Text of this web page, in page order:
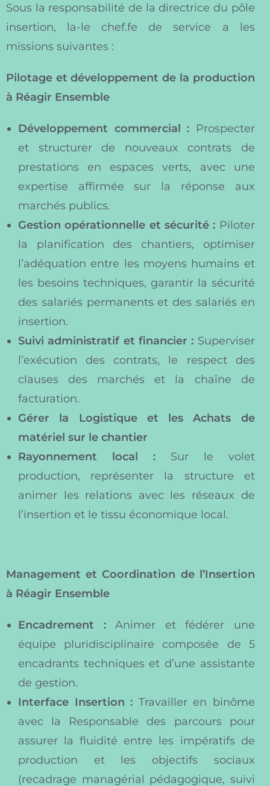
Sous la responsabilité de la directrice du pôle
insertion, la-le chef.fe de service a les
missions suivantes :
Pilotage et développement de la production
à Réagir Ensemble
Développement commercial : Prospecter
et structurer de nouveaux contrats de
prestations en espaces verts, avec une
expertise affirmée sur la réponse aux
marchés publics.
Gestion opérationnelle et sécurité : Piloter
la planification des chantiers, optimiser
l’adéquation entre les moyens humains et
les besoins techniques, garantir la sécurité
des salariés permanents et des salariés en
insertion.
Suivi administratif et financier : Superviser
l’exécution des contrats, le respect des
clauses des marchés et la chaîne de
facturation.
Gérer la Logistique et les Achats de
matériel sur le chantier
Rayonnement local :Sur le volet
production, représenter la structure et
animer les relations avec les réseaux de
l’insertion et le tissu économique local.
Management et Coordination de l’Insertion
à Réagir Ensemble
Encadrement :Animer et fédérer une
équipe pluridisciplinaire composée de 5
encadrants techniques et d’une assistante
de gestion.
Interface Insertion : Travailler en binôme
avec la Responsable des parcours pour
assurer la fluidité entre les impératifs de
production et les objectifs sociaux
(recadrage managérial pédagogique, suivi